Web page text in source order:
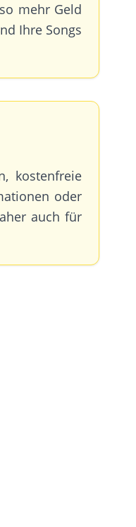
mehr Geld
Ihre Songs
kostenfreie
oder
auch für